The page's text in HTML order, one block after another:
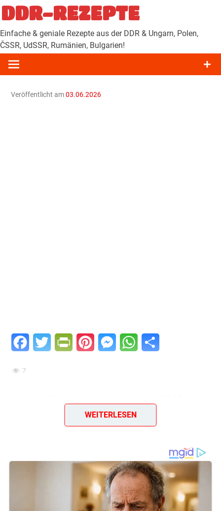
Zum
Inhalt
springen
DDR-REZEPTE
Einfache & geniale Rezepte aus der DDR & Ungarn, Polen,
ČSSR, UdSSR, Rumänien, Bulgarien!
Veröffentlicht am03.06.2026
FacebookTwitter PrintFriendly
PinterestMessengerWhatsApp
7
Gemüseragout mit Pilzen
und frischen Gurken
mit frischen Pilzen
gehört zu den unkomplizierten Gerichten, die mit wenigen
Zutaten einen erstaunlich herzhaften Geschmack
entfalten können. Die Kombination aus saftigen Tomaten,
milden Gurken und würzigen Pilzen sorgt für eine
WEITERLESEN